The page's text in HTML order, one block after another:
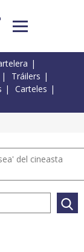
Tráilers
Carteles
del cineasta